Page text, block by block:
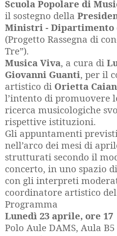
Scuola Popolare di
il sostegno della
Ministri - Dipartimento
(Progetto Rassegna di
Tre”).
Musica Viva, a cura di
Giovanni Guanti, per il
artistico di Orietta
l’intento di promuovere
ricerca musicologiche
rispettive istituzioni.
Gli appuntamenti
nell’arco dei mesi di
strutturati secondo il
concerto, in uno spazio
con gli interpreti
coordinatore artistico
Programma
Lunedì 23 aprile, ore 17
Polo Aule DAMS, Aula